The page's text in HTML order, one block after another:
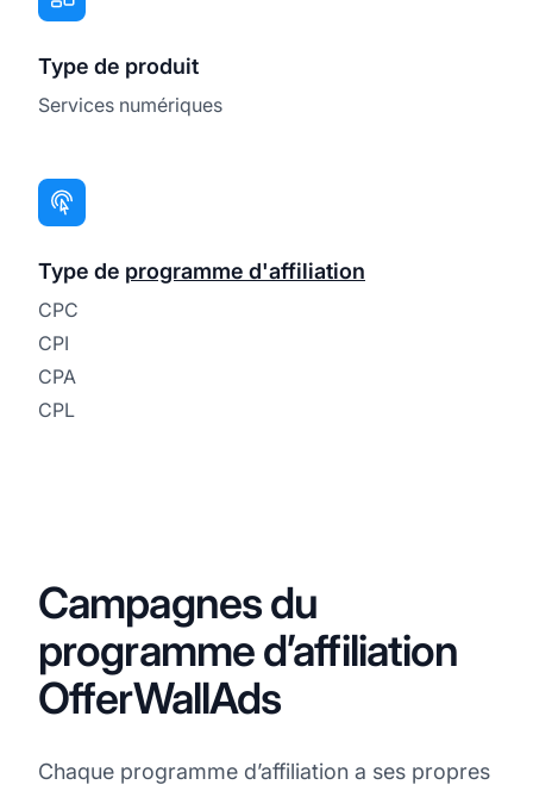
Type de produit
Services numériques
Type de programme d'affiliation
CPC
CPI
CPA
CPL
Campagnes du
programme d’affiliation
OfferWallAds
Chaque programme d’affiliation a ses propres